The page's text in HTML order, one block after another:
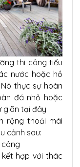
thi công tiểu
nước hoặc hồ
thực sự hoàn
đá nhỏ hoặc
giãn tại đây
rộng thoải mái
cảnh sau:
công
hợp với thác